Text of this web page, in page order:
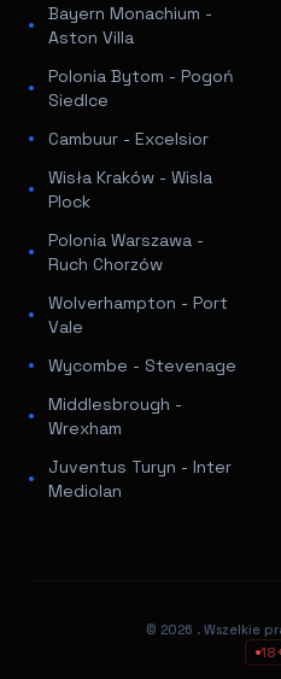
Bayern Monachium -
Aston Villa
Polonia Bytom - Pogoń
Siedlce
Cambuur - Excelsior
Wisła Kraków - Wisla
Plock
Polonia Warszawa -
Ruch Chorzów
Wolverhampton - Port
Vale
Wycombe - Stevenage
Middlesbrough -
Wrexham
Juventus Turyn - Inter
Mediolan
© 2026 . Wszelkie